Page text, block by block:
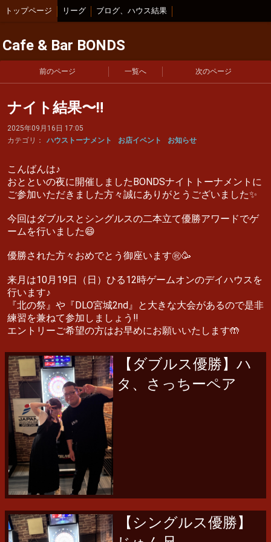
トップページ リーグ ブログ、ハウス結果
Cafe & Bar BONDS
前のページ 一覧へ 次のページ
ナイト結果〜‼️
2025年09月16日 17:05
カテゴリ：
ハウストーナメント お店イベント お知らせ
こんばんは♪
おとといの夜に開催しましたBONDSナイトトーナメントに
ご参加いただきました方々誠にありがとうございました✨
今回はダブルスとシングルスの二本立て優勝アワードでゲ
ームを行いました😄
優勝された方々おめでとう御座います㊗️🥳
来月は10月19日（日）ひる12時ゲームオンのデイハウスを
行います♪
『北の祭』や『DLO宮城2nd』と大きな大会があるので是非
練習を兼ねて参加しましょう‼️
エントリーご希望の方はお早めにお願いいたします🤲
【ダブルス優勝】ハ
タ、さっちーペア
【シングルス優勝】